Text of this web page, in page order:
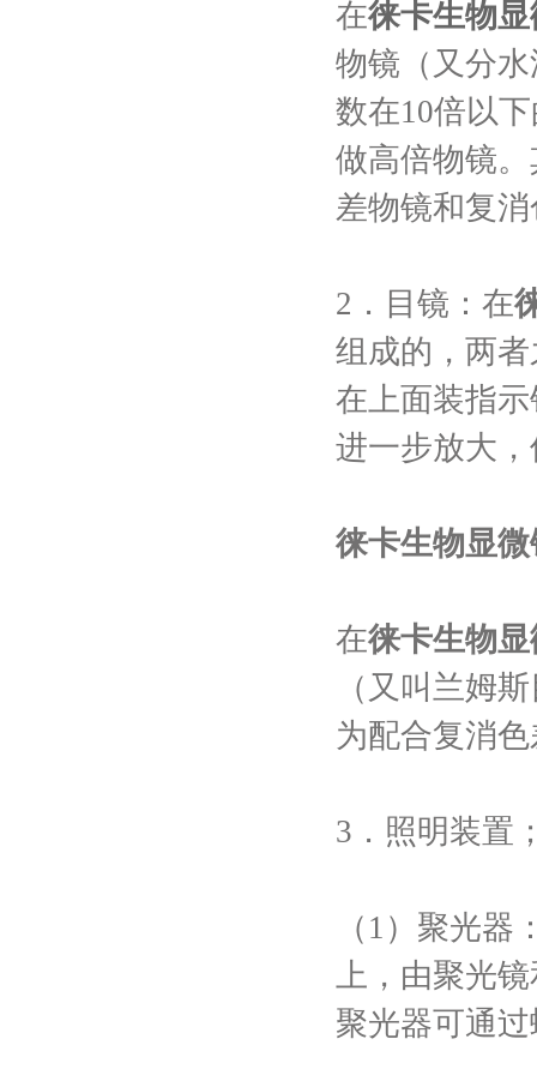
在徕卡生物
物镜（又分
数在10倍以
做高倍物镜
差物镜和复
2．目镜：在
组成的，两
在上面装指
进一步放大
徕卡生物显微
在徕卡生物
（又叫兰姆
为配合复消
3．照明装置
（1）聚光器
上，由聚光
聚光器可通